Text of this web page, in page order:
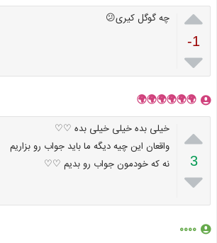

-1

چه گوگل کیری😕
🌍🌍🌍🌍🌍🌍

3

خیلی بده خیلی خیلی بده ♡♡
واقعان این چیه دیگه ما باید جواب رو بزاریم
نه که خودمون جواب رو بدیم ♡♡
۰۰۰۰